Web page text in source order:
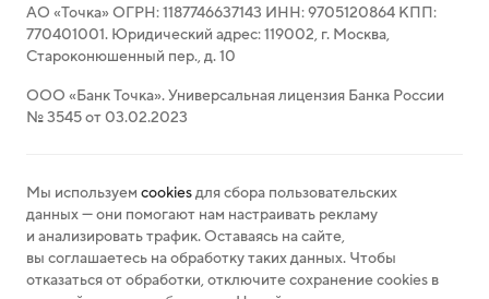
АО «Точка» ОГРН: 1187746637143 ИНН: 9705120864 КПП:
770401001. Юридический адрес: 119002, г. Москва,
Староконюшенный пер., д. 10
ООО «Банк Точка». Универсальная лицензия Банка России
№ 3545 от 03.02.2023
Мы используем cookiesдля сбора пользовательских
данных — они помогают нам настраивать рекламу
и анализировать трафик. Оставаясь на сайте,
вы соглашаетесь на обработку таких данных. Чтобы
отказаться от обработки, отключите сохранение cookies в